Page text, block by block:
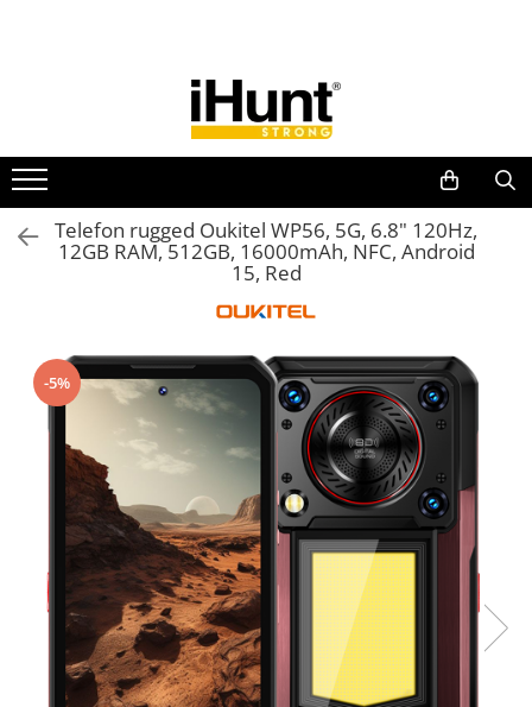
TELEFOANE & TABLETE IHUNT
Telefoane iHunt
Smartphone
Telefoane Rezistente
Telefoane Butoane
Accesorii telefoane
Huse protectie
Smartwatch
Accesorii smartwatch
ELECTROCASNICE
Aparate de Gătit
Oală sub Presiune
Slow Cooker
Grătar Grill
Gătit cu Aburi
Storcător
Telefon rugged Oukitel WP56, 5G, 6.8" 120Hz,
12GB RAM, 512GB, 16000mAh, NFC, Android
15, Red
-5%